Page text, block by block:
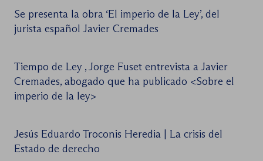
Se presenta la obra ‘El imperio de la Ley’, del
jurista español Javier Cremades
Tiempo de Ley , Jorge Fuset entrevista a Javier
Cremades, abogado que ha publicado <Sobre el
imperio de la ley>
Jesús Eduardo Troconis Heredia | La crisis del
Estado de derecho